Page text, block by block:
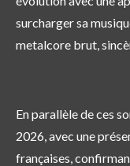
surcharger sa
metalcore brut,
En parallèle de ces
2026, avec une
françaises,